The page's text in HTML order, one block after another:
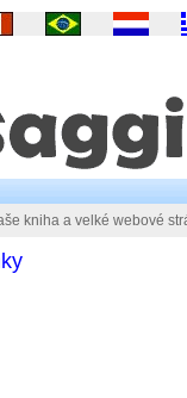
kniha a velké webové